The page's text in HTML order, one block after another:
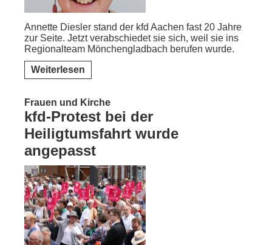
Annette Diesler stand der kfd Aachen fast 20 Jahre
zur Seite. Jetzt verabschiedet sie sich, weil sie ins
Regionalteam Mönchengladbach berufen wurde.
Weiterlesen
Frauen und Kirche
kfd-Protest bei der
Heiligtumsfahrt wurde
angepasst